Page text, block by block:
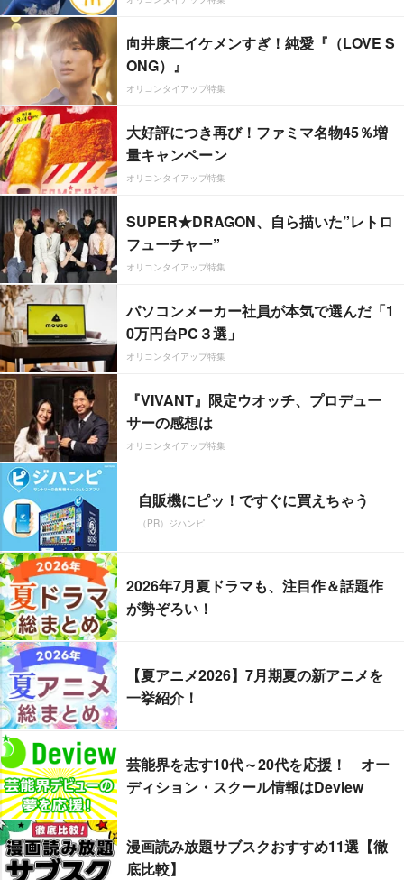
向井康二イケメンすぎ！純愛『（LOVE S
ONG）』
オリコンタイアップ特集
大好評につき再び！ファミマ名物45％増
量キャンペーン
オリコンタイアップ特集
SUPER★DRAGON、自ら描いた”レトロ
フューチャー”
オリコンタイアップ特集
パソコンメーカー社員が本気で選んだ「1
0万円台PC３選」
オリコンタイアップ特集
『VIVANT』限定ウオッチ、プロデュー
サーの感想は
オリコンタイアップ特集
自販機にピッ！ですぐに買えちゃう
（PR）ジハンピ
2026年7月夏ドラマも、注目作＆話題作
が勢ぞろい！
【夏アニメ2026】7月期夏の新アニメを
一挙紹介！
芸能界を志す10代～20代を応援！ オー
ディション・スクール情報はDeview
漫画読み放題サブスクおすすめ11選【徹
底比較】